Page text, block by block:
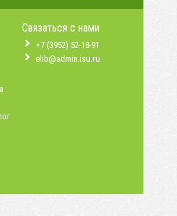
Связаться с нами
+7 (3952) 52-18-91
elib@admin.isu.ru